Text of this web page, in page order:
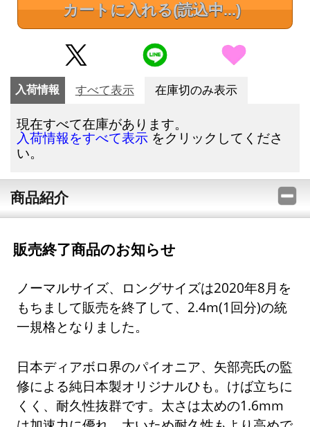
カートに入れる(読込中...)
入荷情報 すべて表示 在庫切のみ表示
現在すべて在庫があります。
入荷情報をすべて表示 をクリックしてくださ
い。
商品紹介
販売終了商品のお知らせ
ノーマルサイズ、ロングサイズは2020年8月を
もちまして販売を終了して、2.4m(1回分)の統
一規格となりました。
日本ディアボロ界のパイオニア、矢部亮氏の監
修による純日本製オリジナルひも。けば立ちに
くく、耐久性抜群です。太さは太めの1.6mm